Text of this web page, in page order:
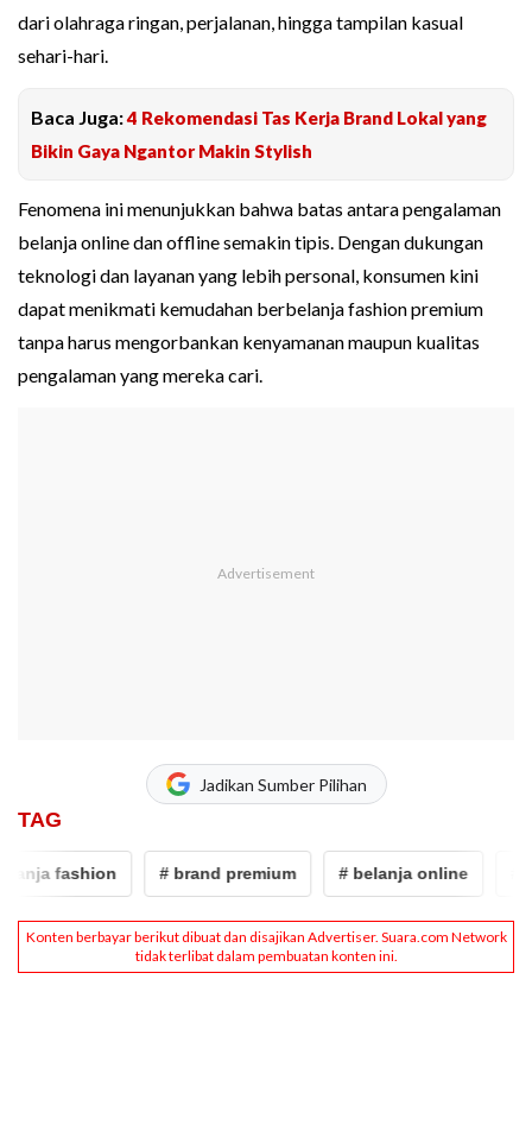
dari olahraga ringan, perjalanan, hingga tampilan kasual
sehari-hari.
Baca Juga:4 Rekomendasi Tas Kerja Brand Lokal yang
Bikin Gaya Ngantor Makin Stylish
Fenomena ini menunjukkan bahwa batas antara pengalaman
belanja online dan offline semakin tipis. Dengan dukungan
teknologi dan layanan yang lebih personal, konsumen kini
dapat menikmati kemudahan berbelanja fashion premium
tanpa harus mengorbankan kenyamanan maupun kualitas
pengalaman yang mereka cari.
Jadikan Sumber Pilihan
TAG
fashion # brand premium # belanja online